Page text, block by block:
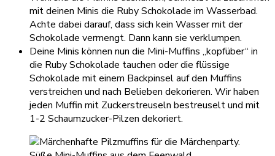
mit deinen Minis die Ruby Schokolade im Wasserbad.
Achte dabei darauf, dass sich kein Wasser mit der
Schokolade vermengt. Dann kann sie verklumpen.
Deine Minis können nun die Mini-Muffins „kopfüber“ in
die Ruby Schokolade tauchen oder die flüssige
Schokolade mit einem Backpinsel auf den Muffins
verstreichen und nach Belieben dekorieren. Wir haben
jeden Muffin mit Zuckerstreuseln bestreuselt und mit
1-2 Schaumzucker-Pilzen dekoriert.